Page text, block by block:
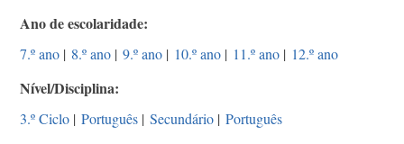
Ano de escolaridade
7.º ano | 8.º ano | 9.º ano | 10.º ano | 11.º ano | 12.º ano
Nível/Disciplina
3.º Ciclo | Português | Secundário | Português